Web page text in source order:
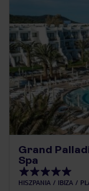
Grand
Spa
HISZPANIA IBIZA